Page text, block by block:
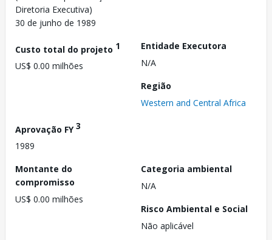
Diretoria Executiva)
30 de junho de 1989
Custo total do projeto 1
US$ 0.00 milhões
Entidade Executora
N/A
Região
Western and Central Africa
Aprovação FY3
1989
Montante do
compromisso
US$ 0.00 milhões
Categoria ambiental
N/A
Risco Ambiental e Social
Não aplicável